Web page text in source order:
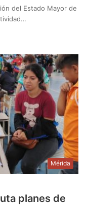
del Estado Mayor de
Mérida
planes de